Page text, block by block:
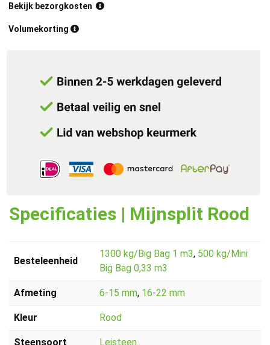
Bekijk bezorgkosten
Volumekorting
Specificaties | Mijnsplit Rood
Besteleenheid
1300 kg/Big Bag 1 m3, 500 kg/Mini
Big Bag 0,33 m3
Afmeting 6-15 mm, 16-22 mm
Kleur Rood
Steensoort Leisteen